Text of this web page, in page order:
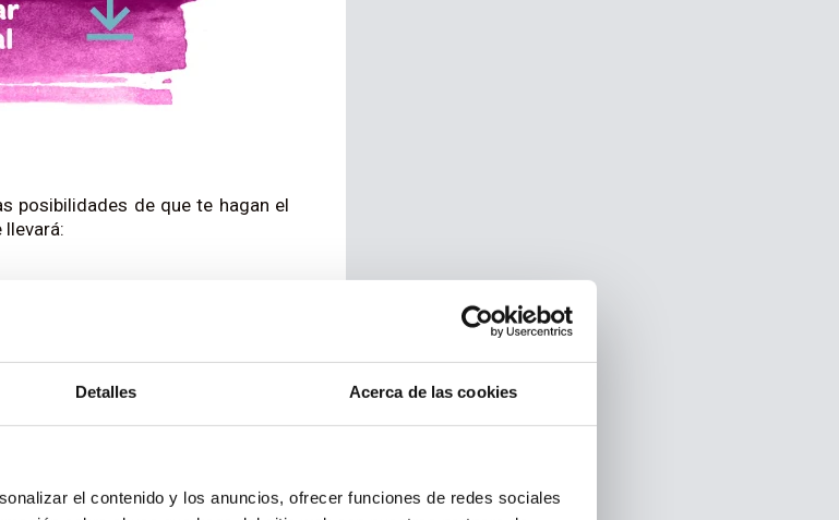
Detalles Acerca de las cookies
el contenido y los anuncios, ofrecer funciones de redes sociales
posibilidades de que te hagan el
no sienta que la estás cargando